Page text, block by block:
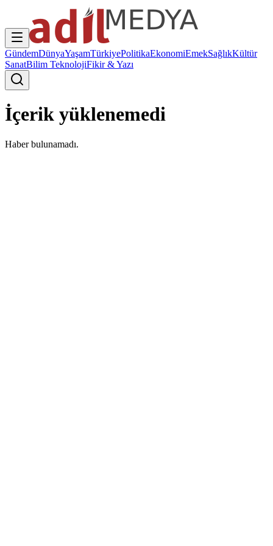
GündemDünyaYaşamTürkiyePolitikaEkonomiEmekSağlıkKültür
SanatBilim TeknolojiFikir & Yazı
İçerik yüklenemedi
Haber bulunamadı.